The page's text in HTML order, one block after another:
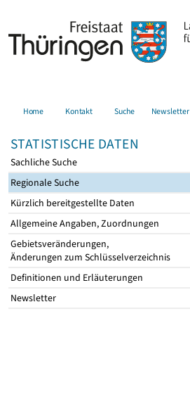
Home Kontakt Suche Newsletter
STATISTISCHE DATEN
Sachliche Suche
Regionale Suche
Kürzlich bereitgestellte Daten
Allgemeine Angaben, Zuordnungen
Gebietsveränderungen,
Änderungen zum Schlüsselverzeichnis
Definitionen und Erläuterungen
Newsletter